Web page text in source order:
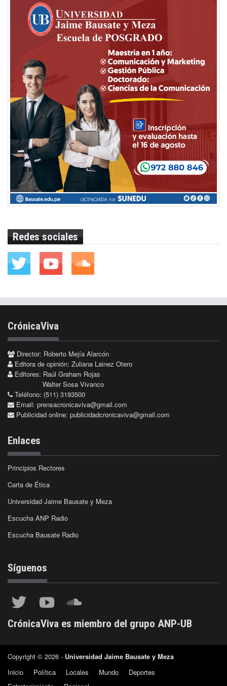
Redes sociales
CrónicaViva
Director: Roberto Mejía Alarcón
Editora de opinión: Zuliana Lainez Otero
Editores: Raúl Graham Rojas
Walter Sosa Vivanco
Teléfono: (511) 3193500
Email: prensacronicaviva@gmail.com
Publicidad online: publicidadcronicaviva@gmail.com
Enlaces
Principios Rectores
Carta de Ética
Universidad Jaime Bausate y Meza
Escucha ANP Radio
Escucha Bausate Radio
Síguenos
CrónicaViva es miembro del grupo ANP-UB
Copyright © 2026 - Universidad Jaime Bausate y Meza
Inicio
Política Locales Mundo
Deportes